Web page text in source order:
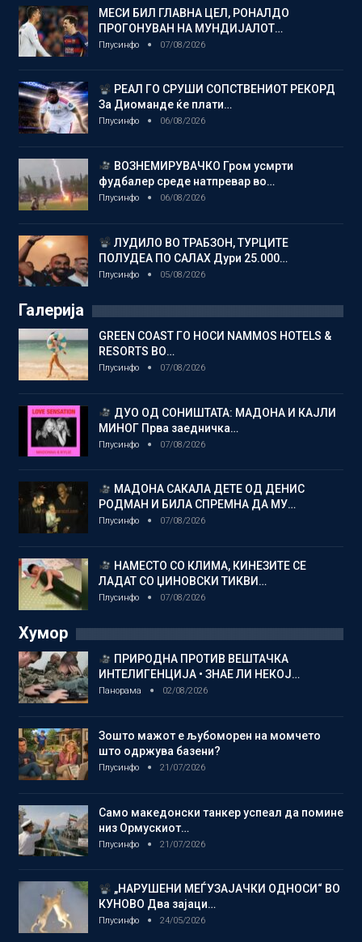
МЕСИ БИЛ ГЛАВНА ЦЕЛ, РОНАЛДО
ПРОГОНУВАН НА МУНДИЈАЛОТ…
Плусинфо 07/08/2026
РЕАЛ ГО СРУШИ СОПСТВЕНИОТ РЕКОРД
За Диоманде ќе плати…
Плусинфо 06/08/2026
ВОЗНЕМИРУВАЧКО Гром усмрти
фудбалер среде натпревар во…
Плусинфо 06/08/2026
ЛУДИЛО ВО ТРАБЗОН, ТУРЦИТЕ
ПОЛУДЕА ПО САЛАХ Дури 25.000…
Плусинфо 05/08/2026
Галерија
GREEN COAST ГО НОСИ NAMMOS HOTELS &
RESORTS ВО…
Плусинфо 07/08/2026
ДУО ОД СОНИШТАТА: МАДОНА И КАЈЛИ
МИНОГ Прва заедничка…
Плусинфо 07/08/2026
МАДОНА САКАЛА ДЕТЕ ОД ДЕНИС
РОДМАН И БИЛА СПРЕМНА ДА МУ…
Плусинфо 07/08/2026
НАМЕСТО СО КЛИМА, КИНЕЗИТЕ СЕ
ЛАДАТ СО ЏИНОВСКИ ТИКВИ…
Плусинфо 07/08/2026
Хумор
ПРИРОДНА ПРОТИВ ВЕШТАЧКА
ИНТЕЛИГЕНЦИЈА • ЗНАЕ ЛИ НЕКОЈ…
Панорама 02/08/2026
Зошто мажот е љубоморен на момчето
што одржува базени?
Плусинфо 21/07/2026
Само македонски танкер успеал да помине
низ Ормускиот…
Плусинфо 21/07/2026
„НАРУШЕНИ МЕЃУЗАЈАЧКИ ОДНОСИ“ ВО
КУНОВО Два зајаци…
Плусинфо 24/05/2026